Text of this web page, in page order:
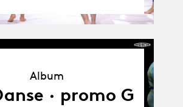
Album
· promo G